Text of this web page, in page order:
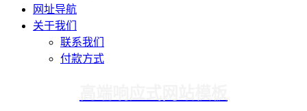
网址导航
关于我们
联系我们
付款方式